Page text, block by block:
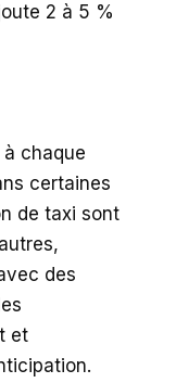
2 à 5 %
à chaque
certaines
de taxi sont
des
et